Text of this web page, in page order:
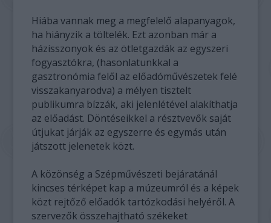
Hiába vannak meg a megfelelő alapanyagok,
ha hiányzik a töltelék. Ezt azonban már a
házisszonyok és az ötletgazdák az egyszeri
fogyasztókra, (hasonlatunkkal a
gasztronómia felől az előadóművészetek felé
visszakanyarodva) a mélyen tisztelt
publikumra bízzák, aki jelenlétével alakíthatja
az előadást. Döntéseikkel a résztvevők saját
útjukat járják az egyszerre és egymás után
játszott jelenetek közt.
A közönség a Szépművészeti bejáratánál
kincses térképet kap a múzeumról és a képek
közt rejtőző előadók tartózkodási helyéről. A
szervezők összehajtható székeket